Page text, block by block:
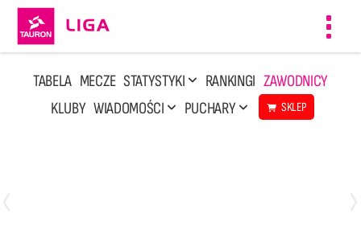
TABELA MECZE STATYSTYKI RANKINGI ZAWODNICY
KLUBY WIADOMOŚCI PUCHARY SKLEP